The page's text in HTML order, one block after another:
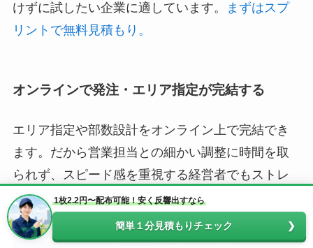
けずに試したい企業に適しています。
まずはスプ
リントで無料見積もり。
オンラインで発注・エリア指定が完結する
エリア指定や部数設計をオンライン上で完結でき
ます。だから営業担当との細かい調整に時間を取
られず、スピード感を重視する経営者でもストレ
スなく進行できます。
1枚2.2円〜配布可能！安く反響出すなら
簡単１分見積もりチェック